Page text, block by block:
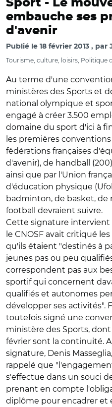
Sport - Le
embauche ses
d'avenir
Publié le 18 février 2013 par
Tourisme, culture, loisirs, Politique
Au terme d'une
ministères des Sports et
national olympique et
engagé à créer 3.500
domaine du sport d'ici à
les premières
fédérations françaises
d'avenir), de handball
ainsi que par l'Union
d'éducation physique
badminton, de basket,
football devraient suivre.
Cette signature intervient
le CNOSF avait critiqué
qu'ils étaient "destinés à
jeunes pas ou peu
correspondent pas aux
sportif qui concernent
qualifiés et autonomes
développer ses activités".
toutefois signé une
ministère des Sports,
février sont la continuité.
signature, Denis
rappelé que
s'effectue dans un souci
prenant en compte
diplôme pour encadrer et